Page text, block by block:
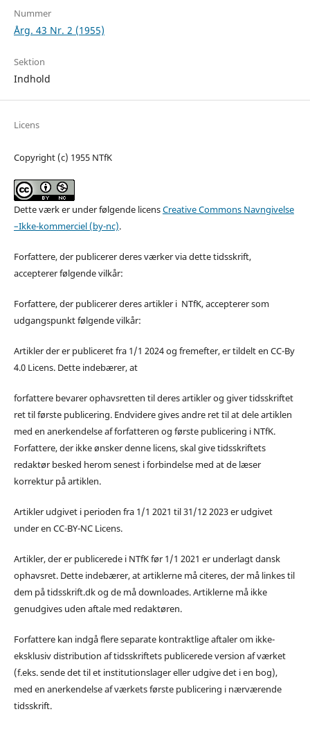
Nummer
Årg. 43 Nr. 2 (1955)
Sektion
Indhold
Licens
Copyright (c) 1955 NTfK
Dette værk er under følgende licensCreative Commons Navngivelse
–Ikke-kommerciel (by-nc).
Forfattere, der publicerer deres værker via dette tidsskrift,
accepterer følgende vilkår:
Forfattere, der publicerer deres artikler i NTfK, accepterer som
udgangspunkt følgende vilkår:
Artikler der er publiceret fra 1/1 2024 og fremefter, er tildelt en CC-By
4.0 Licens. Dette indebærer, at
forfattere bevarer ophavsretten til deres artikler og giver tidsskriftet
ret til første publicering. Endvidere gives andre ret til at dele artiklen
med en anerkendelse af forfatteren og første publicering i NTfK.
Forfattere, der ikke ønsker denne licens, skal give tidsskriftets
redaktør besked herom senest i forbindelse med at de læser
korrektur på artiklen.
Artikler udgivet i perioden fra 1/1 2021 til 31/12 2023 er udgivet
under en CC-BY-NC Licens.
Artikler, der er publicerede i NTfK før 1/1 2021 er underlagt dansk
ophavsret. Dette indebærer, at artiklerne må citeres, der må linkes til
dem på tidsskrift.dk og de må downloades. Artiklerne må ikke
genudgives uden aftale med redaktøren.
Forfattere kan indgå flere separate kontraktlige aftaler om ikke-
eksklusiv distribution af tidsskriftets publicerede version af værket
(f.eks. sende det til et institutionslager eller udgive det i en bog),
med en anerkendelse af værkets første publicering i nærværende
tidsskrift.